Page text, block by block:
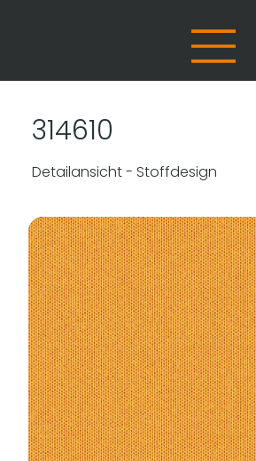
314610
Detailansicht - Stoffdesign